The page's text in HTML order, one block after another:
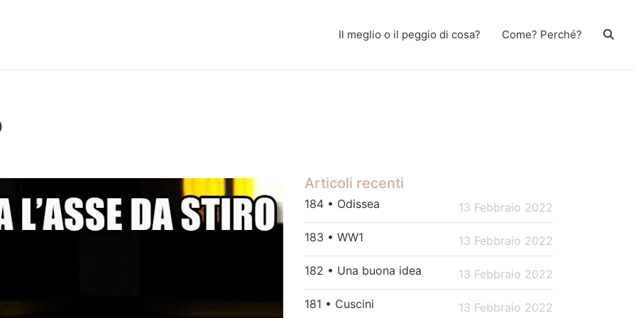
Il meglio o il peggio di cosa? Come? Perché?
Articoli recenti
184 • Odissea 13 Febbraio 2022
183 • WW1 13 Febbraio 2022
182 • Una buona idea 13 Febbraio 2022
181 • Cuscini 13 Febbraio 2022